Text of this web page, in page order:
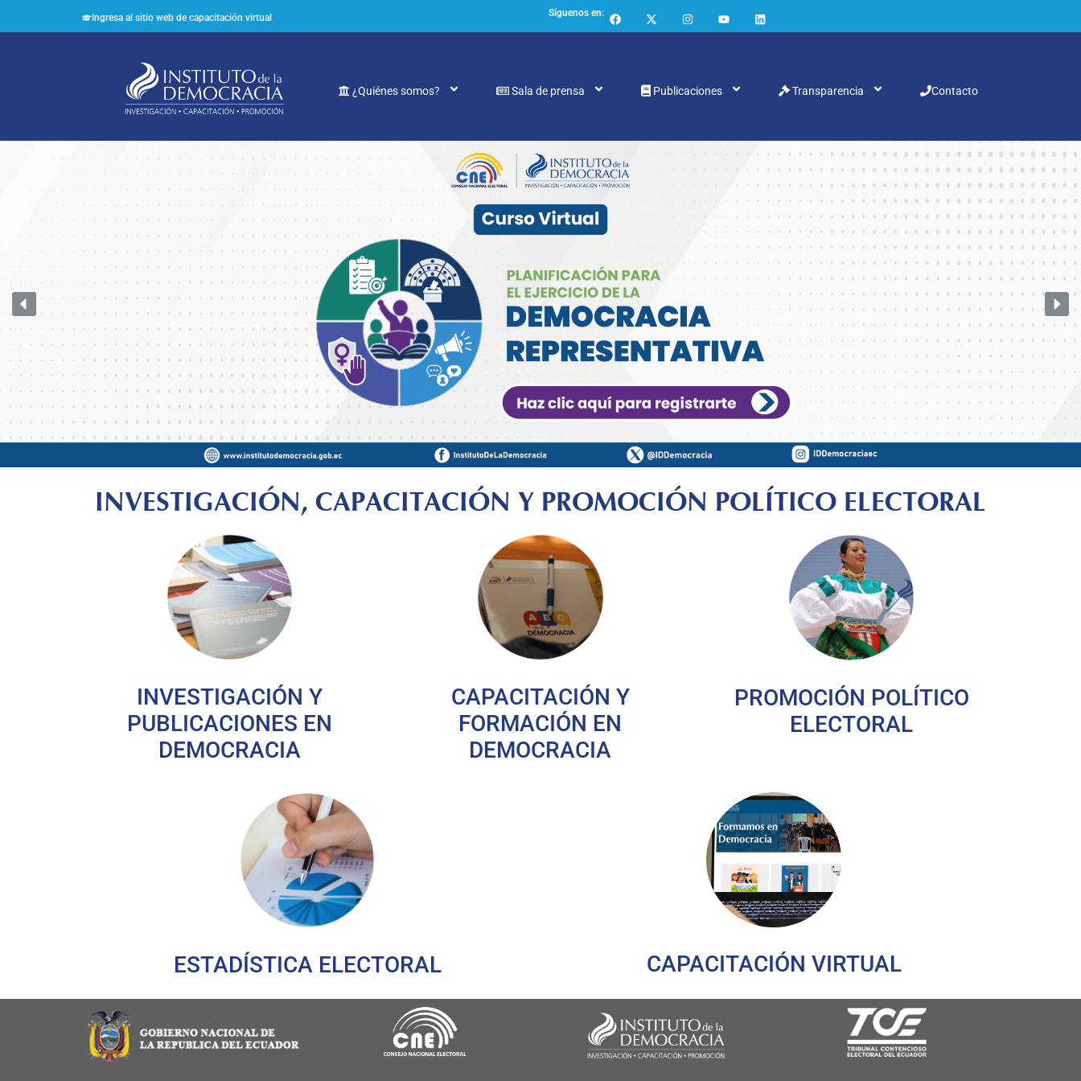
Ingresa al sitio web de capacitación virtual Síguenos en:
¿Quiénes somos? Sala de prensa Publicaciones Transparencia Contacto
INVESTIGACIÓN, CAPACITACIÓN Y PROMOCIÓN POLÍTICO ELECTORAL
INVESTIGACIÓN Y
PUBLICACIONES EN
DEMOCRACIA
CAPACITACIÓN Y
FORMACIÓN EN
DEMOCRACIA
PROMOCIÓN POLÍTICO
ELECTORAL
ESTADÍSTICA ELECTORAL CAPACITACIÓN VIRTUAL